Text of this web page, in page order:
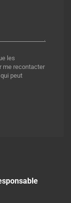
les
me recontacter
peut